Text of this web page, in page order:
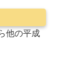
他の平成